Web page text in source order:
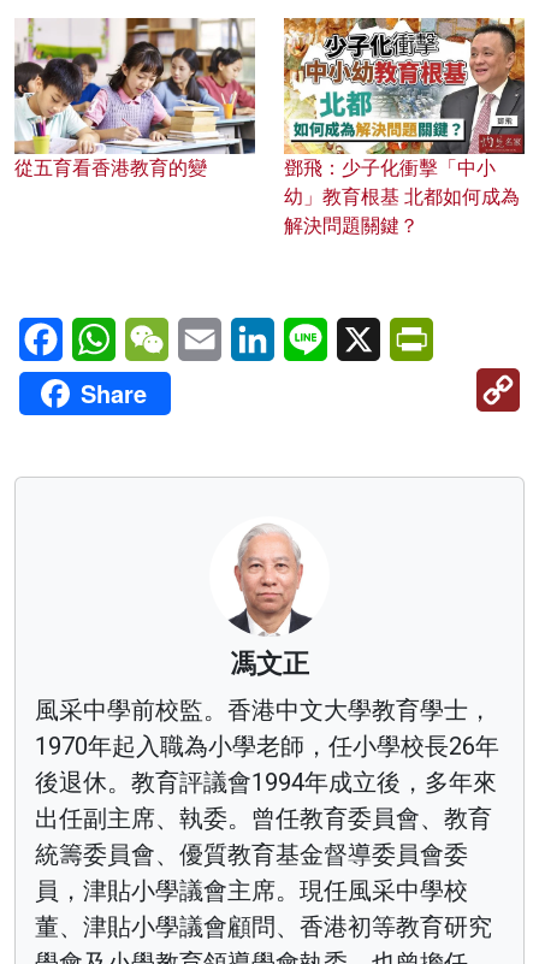
從五育看香港教育的變
鄧飛：少子化衝擊「中小
幼」教育根基 北都如何成為
解決問題關鍵？
FacebookWhatsAppWeChatEmail LinkedInLine X
Share
馮文正
風采中學前校監。香港中文大學教育學士，
1970年起入職為小學老師，任小學校長26年
後退休。教育評議會1994年成立後，多年來
出任副主席、執委。曾任教育委員會、教育
統籌委員會、優質教育基金督導委員會委
員，津貼小學議會主席。現任風采中學校
董、津貼小學議會顧問、香港初等教育研究